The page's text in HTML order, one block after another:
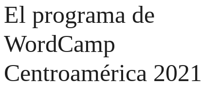
El programa de
WordCamp
Centroamérica 2021